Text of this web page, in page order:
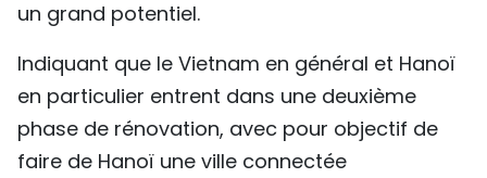
un grand potentiel.
Indiquant que le Vietnam en général et Hanoï
en particulier entrent dans une deuxième
phase de rénovation, avec pour objectif de
faire de Hanoï une ville connectée